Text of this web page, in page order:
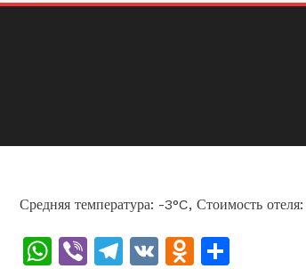
Средняя температура: -3°C, Стоимость
WhatsApp
ViberTelegram
VK
Отправить